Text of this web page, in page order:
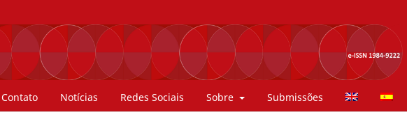
Contato Notícias Redes Sociais Sobre Submissões